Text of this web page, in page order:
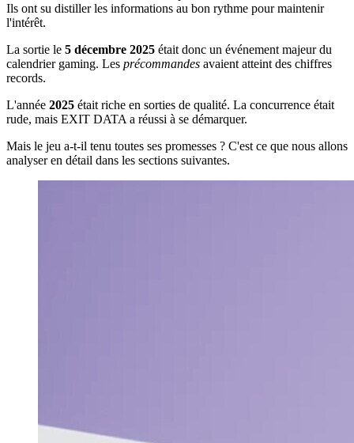
Ils ont su distiller les informations au bon rythme pour maintenir
l'intérêt.
La sortie le 5 décembre 2025 était donc un événement majeur du
calendrier gaming. Les précommandes avaient atteint des chiffres
records.
L'année 2025 était riche en sorties de qualité. La concurrence était
rude, mais EXIT DATA a réussi à se démarquer.
Mais le jeu a-t-il tenu toutes ses promesses ? C'est ce que nous allons
analyser en détail dans les sections suivantes.